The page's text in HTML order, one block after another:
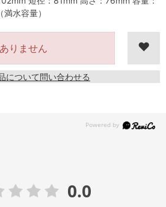
水容量）
りません
について問い合わせる
0.0